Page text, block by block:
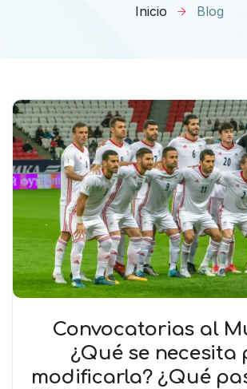
Inicio Blog
Convocatorias al
¿Qué se necesita
modificarla? ¿Qué